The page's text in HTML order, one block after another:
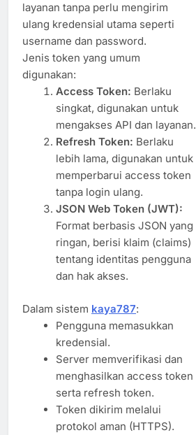
layanan tanpa perlu mengirim
ulang kredensial utama seperti
username dan password.
Jenis token yang umum
digunakan:
Access Token: Berlaku
singkat, digunakan untuk
mengakses API dan layanan.
Refresh Token: Berlaku
lebih lama, digunakan untuk
memperbarui access token
tanpa login ulang.
JSON Web Token (JWT):
Format berbasis JSON yang
ringan, berisi klaim (claims)
tentang identitas pengguna
dan hak akses.
Dalam sistem kaya787:
Pengguna memasukkan
kredensial.
Server memverifikasi dan
menghasilkan access token
serta refresh token.
Token dikirim melalui
protokol aman (HTTPS).